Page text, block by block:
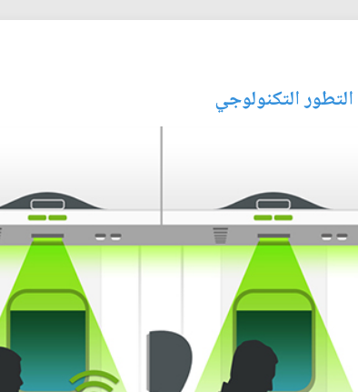
التكنولوجي